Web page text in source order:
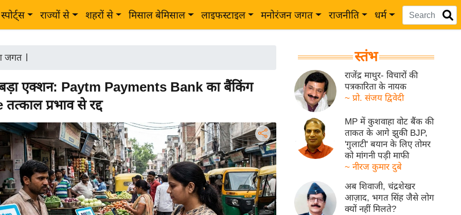
स्पोर्ट्स राज्यों से शहरों से मिसाल बेमिसाल लाइफस्टाइल मनोरंजन जगत राजनीति धर्म
जगत|
एक्शन: Paytm Payments Bank का बैंकिंग
प्रभाव से रद्द
स्तंभ
राजेंद्र माथुर- विचारों की
पत्रकारिता के नायक
~ प्रो. संजय द्विवेदी
MP में कुशवाहा वोट बैंक की
ताकत के आगे झुकी BJP,
'गुलाटी' बयान के लिए तोमर
को मांगनी पड़ी माफी
~ नीरज कुमार दुबे
अब शिवाजी, चंद्रशेखर
आज़ाद, भगत सिंह जैसे लोग
क्यों नहीं मिलते?